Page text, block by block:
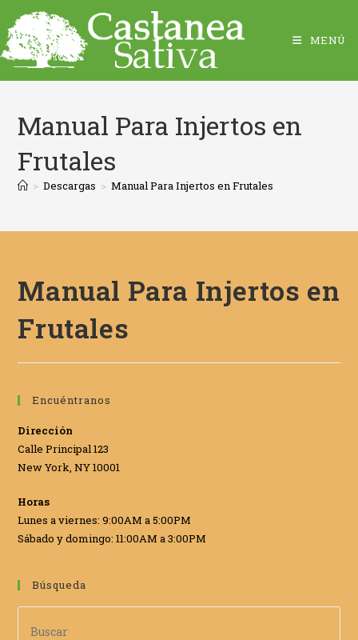
MENÚ
Manual Para Injertos en
Frutales
> Descargas > Manual Para Injertos en Frutales
Manual Para Injertos en
Frutales
Encuéntranos
Dirección
Calle Principal 123
New York, NY 10001
Horas
Lunes a viernes: 9:00AM a 5:00PM
Sábado y domingo: 11:00AM a 3:00PM
Búsqueda